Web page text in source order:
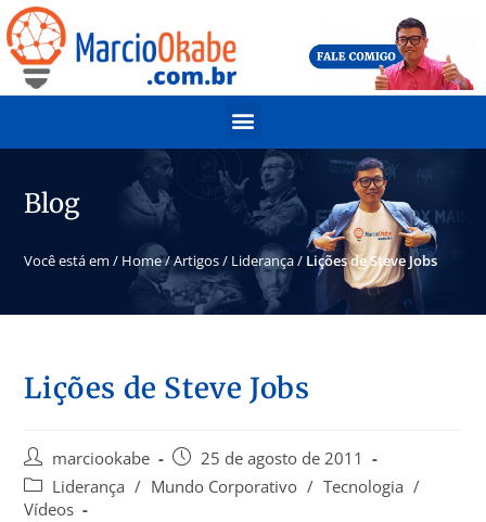
Blog
Você está em / Home/Artigos/ Liderança/ Lições de Steve Jobs
Lições de Steve Jobs
marciookabe
25 de agosto de 2011
Liderança / Mundo Corporativo / Tecnologia /
Vídeos